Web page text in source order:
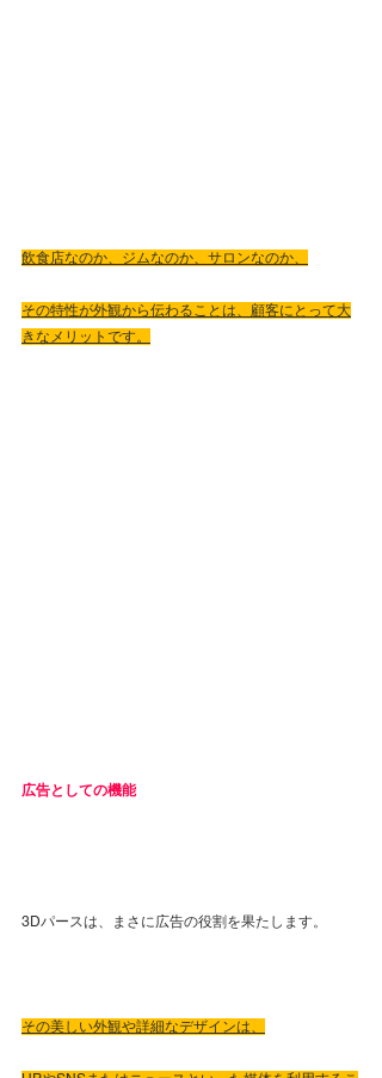
飲食店なのか、ジムなのか、サロンなのか、
その特性が外観から伝わることは、顧客にとって大
きなメリットです。
広告としての機能
3Dパースは、まさに広告の役割を果たします。
その美しい外観や詳細なデザインは、